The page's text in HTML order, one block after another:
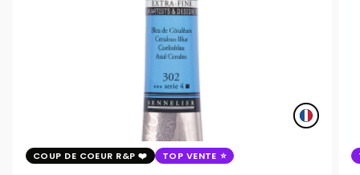
COUP DE COEUR R&P TOP VENTE